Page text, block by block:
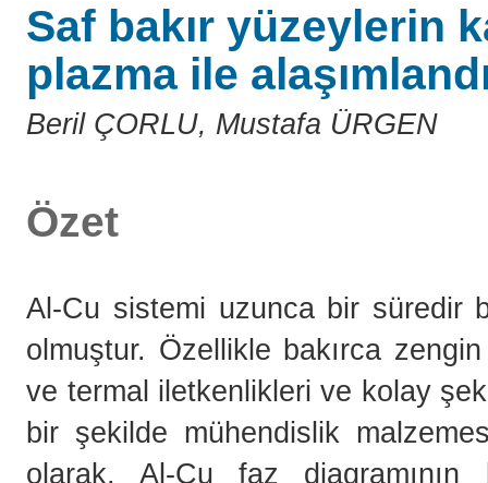
Saf bakır yüzeylerin
plazma ile
Beril ÇORLU, Mustafa ÜRGEN
Özet
Al-Cu sistemi uzunca bir süredir
olmuştur. Özellikle bakırca
ve termal iletkenlikleri ve kolay
bir şekilde mühendislik
olarak, Al-Cu faz diagramının